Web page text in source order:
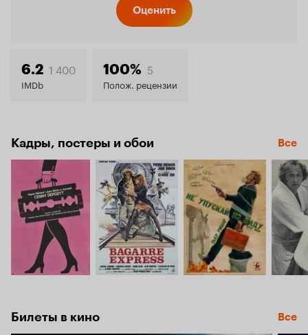
7.7
Оценить
6.2 1 400
IMDb
100% 5
Полож. рецензии
Кадры, постеры и обои Все
Билеты в кино Все